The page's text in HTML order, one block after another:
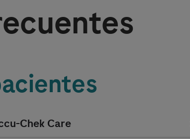
Chek Care